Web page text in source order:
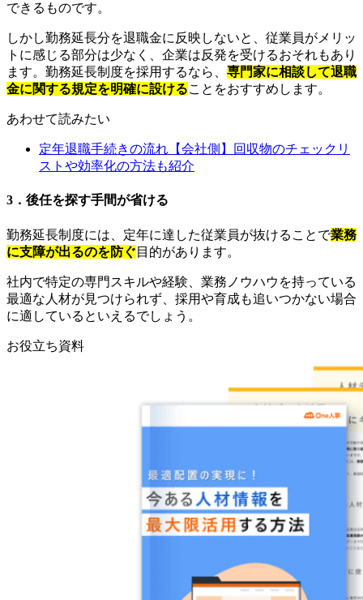
できるものです。
しかし勤務延長分を退職金に反映しないと、従業員がメリッ
トに感じる部分は少なく、企業は反発を受けるおそれもあり
ます。勤務延長制度を採用するなら、 専門家に相談して退職
金に関する規定を明確に設けることをおすすめします。
あわせて読みたい
定年退職手続きの流れ【会社側】回収物のチェックリ
ストや効率化の方法も紹介
3．後任を探す手間が省ける
勤務延長制度には、定年に達した従業員が抜けることで業務
に支障が出るのを防ぐ 目的があります。
社内で特定の専門スキルや経験、業務ノウハウを持っている
最適な人材が見つけられず、採用や育成も追いつかない場合
に適しているといえるでしょう。
お役立ち資料